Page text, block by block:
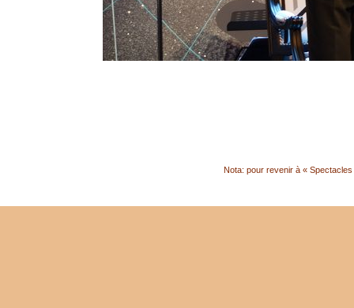
Nota: pour revenir à «